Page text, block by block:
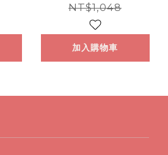
ｽｽﾃｰｼｮﾝ
NT$1,048
加入購物車